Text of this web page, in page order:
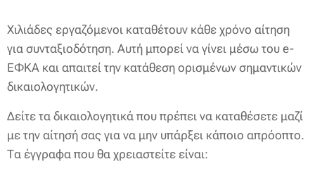
Χιλιάδες εργαζόμενοι καταθέτουν κάθε χρόνο αίτηση
για συνταξιοδότηση. Αυτή μπορεί να γίνει μέσω του e-
ΕΦΚΑ και απαιτεί την κατάθεση ορισμένων σημαντικών
δικαιολογητικών.
Δείτε τα δικαιολογητικά που πρέπει να καταθέσετε μαζί
με την αίτησή σας για να μην υπάρξει κάποιο απρόοπτο.
Τα έγγραφα που θα χρειαστείτε είναι: